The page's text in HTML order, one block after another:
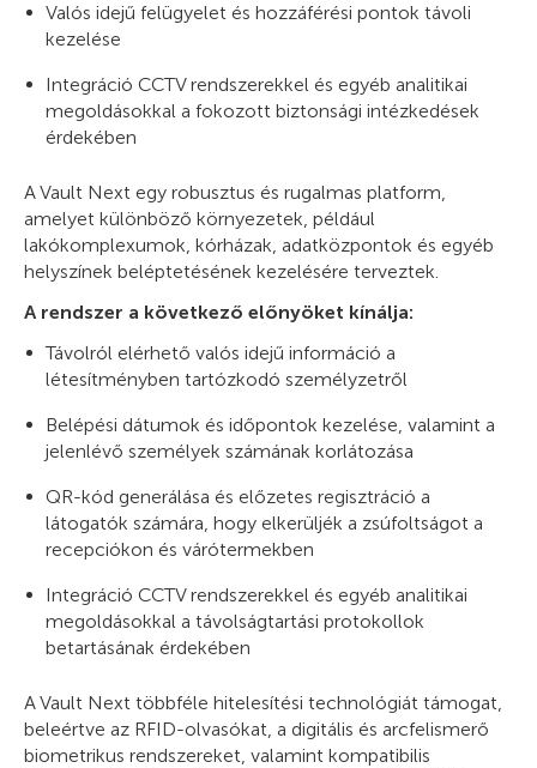
Valós idejű felügyelet és hozzáférési pontok távoli
kezelése
Integráció CCTV rendszerekkel és egyéb analitikai
megoldásokkal a fokozott biztonsági intézkedések
érdekében
A Vault Next egy robusztus és rugalmas platform,
amelyet különböző környezetek, például
lakókomplexumok, kórházak, adatközpontok és egyéb
helyszínek beléptetésének kezelésére terveztek.
A rendszer a következő előnyöket kínálja:
Távolról elérhető valós idejű információ a
létesítményben tartózkodó személyzetről
Belépési dátumok és időpontok kezelése, valamint a
jelenlévő személyek számának korlátozása
QR-kód generálása és előzetes regisztráció a
látogatók számára, hogy elkerüljék a zsúfoltságot a
recepciókon és várótermekben
Integráció CCTV rendszerekkel és egyéb analitikai
megoldásokkal a távolságtartási protokollok
betartásának érdekében
A Vault Next többféle hitelesítési technológiát támogat,
beleértve az RFID-olvasókat, a digitális és arcfelismerő
biometrikus rendszereket, valamint kompatibilis